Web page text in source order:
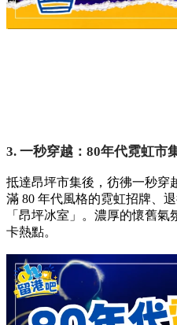
3. 一秒穿越：80年代霓虹市
抵達昂坪市集後，彷彿一秒穿
滿 80 年代風格的霓虹招牌、
「昂坪冰室」。濃厚的懷舊
卡熱點。